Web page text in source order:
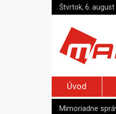
Štvrtok, 6. august
Úvod
Mimoriadne